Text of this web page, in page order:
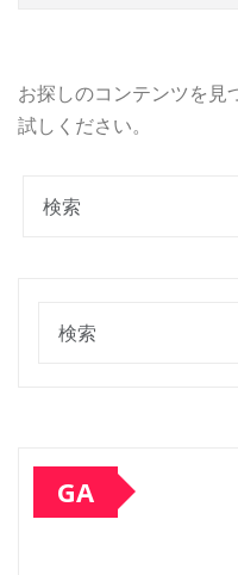
お探しのコンテンツを見
試しください。
GA